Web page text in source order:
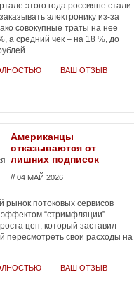
этого года россияне стали
электронику из-за
совокупные траты на нее
а средний чек – на 18 %, до
ВАШ ОТЗЫВ
Американцы
отказываются от
лишних подписок
//04 МАЙ 2026
рынок потоковых сервисов
эффектом “стримфляции” –
цен, который заставил
пересмотреть свои расходы на
ВАШ ОТЗЫВ